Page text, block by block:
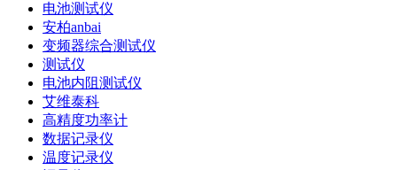
电池测试仪
安柏anbai
变频器综合测试仪
测试仪
电池内阻测试仪
艾维泰科
高精度功率计
数据记录仪
温度记录仪